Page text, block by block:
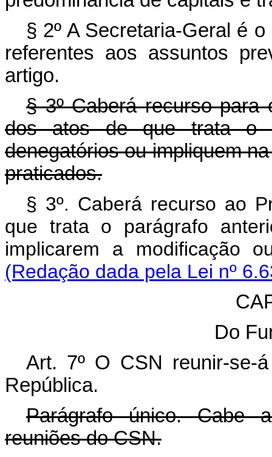
§ 2º A Secretaria-Geral é
referentes aos assuntos
artigo.
§ 3º Caberá recurso para
dos atos de que trata o
denegatórios ou impliquem
praticados.
§ 3º. Caberá recurso ao
que trata o parágrafo
implicarem a modificação
(Redação dada pela Lei nº
Do
Art. 7º O CSN reunir-se-
República.
Parágrafo único. Cabe
reuniões do CSN.